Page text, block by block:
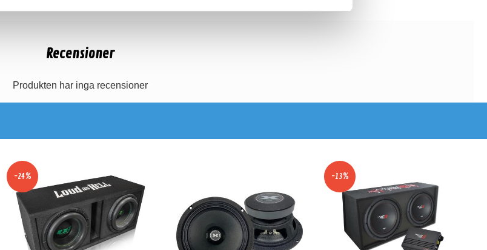
Recensioner
Produkten har inga recensioner
-24% -13%